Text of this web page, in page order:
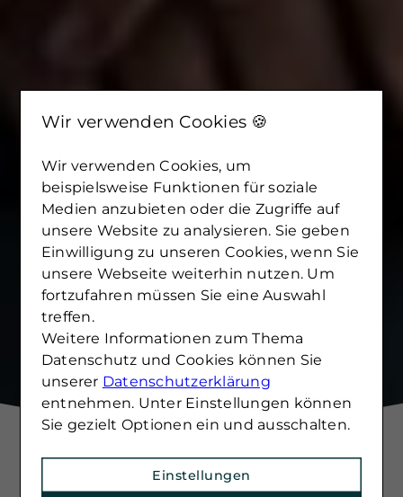
Wir verwenden Cookies 🍪
Wir verwenden Cookies, um
beispielsweise Funktionen für soziale
Medien anzubieten oder die Zugriffe auf
unsere Website zu analysieren. Sie geben
Einwilligung zu unseren Cookies, wenn Sie
unsere Webseite weiterhin nutzen. Um
fortzufahren müssen Sie eine Auswahl
treffen.
Weitere Informationen zum Thema
Datenschutz und Cookies können Sie
unserer Datenschutzerklärung
entnehmen. Unter Einstellungen können
Sie gezielt Optionen ein und ausschalten.
Einstellungen